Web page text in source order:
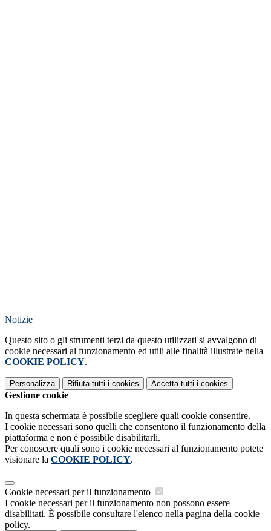
Notizie
Questo sito o gli strumenti terzi da questo utilizzati si avvalgono di
cookie necessari al funzionamento ed utili alle finalità illustrate nella
COOKIE POLICY.
Personalizza Rifiuta tutti i cookies Accetta tutti i cookies
Gestione cookie
In questa schermata è possibile scegliere quali cookie consentire.
I cookie necessari sono quelli che consentono il funzionamento della
piattaforma e non è possibile disabilitarli.
Per conoscere quali sono i cookie necessari al funzionamento potete
visionare la COOKIE POLICY.
Cookie necessari per il funzionamento
I cookie necessari per il funzionamento non possono essere
disabilitati. È possibile consultare l'elenco nella pagina della cookie
policy.